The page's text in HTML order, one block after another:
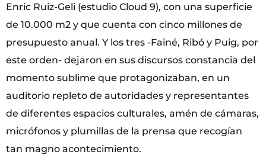
Enric Ruiz-Geli (estudio Cloud 9), con una superficie
de 10.000 m2 y que cuenta con cinco millones de
presupuesto anual. Y los tres -Fainé, Ribó y Puig, por
este orden- dejaron en sus discursos constancia del
momento sublime que protagonizaban, en un
auditorio repleto de autoridades y representantes
de diferentes espacios culturales, amén de cámaras,
micrófonos y plumillas de la prensa que recogían
tan magno acontecimiento.